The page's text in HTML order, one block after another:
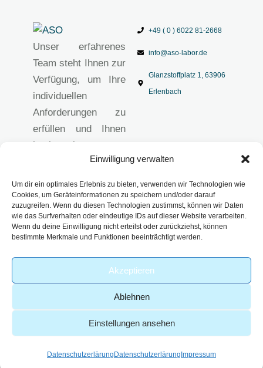
Einwilligung verwalten
Um dir ein optimales Erlebnis zu bieten, verwenden wir Technologien wie
Cookies, um Geräteinformationen zu speichern und/oder darauf
zuzugreifen. Wenn du diesen Technologien zustimmst, können wir Daten
wie das Surfverhalten oder eindeutige IDs auf dieser Website verarbeiten.
Wenn du deine Einwilligung nicht erteilst oder zurückziehst, können
bestimmte Merkmale und Funktionen beeinträchtigt werden.
Akzeptieren
Ablehnen
Einstellungen ansehen
Datenschutzerlärung Datenschutzerlärung Impressum
Unser erfahrenes
Team steht Ihnen zur
Verfügung, um Ihre
individuellen
Anforderungen zu
erfüllen und Ihnen
hochwertige
anzubieten.
Impressum
Datenschutzerklärun
AGB
+49 ( 0 ) 6022 81-2668
info@aso-labor.de
Glanzstoffplatz 1, 63906
Erlenbach
© 2026 – Analytik Service
| Part of
-Webdesign von